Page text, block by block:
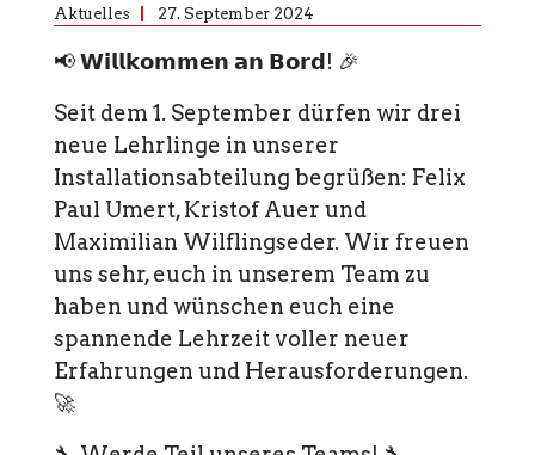
Aktuelles 27. September 2024
📢 𝗪𝗶𝗹𝗹𝗸𝗼𝗺𝗺𝗲𝗻 𝗮𝗻 𝗕𝗼𝗿𝗱! 🎉
Seit dem 1. September dürfen wir drei
neue Lehrlinge in unserer
Installationsabteilung begrüßen: Felix
Paul Umert, Kristof Auer und
Maximilian Wilflingseder. Wir freuen
uns sehr, euch in unserem Team zu
haben und wünschen euch eine
spannende Lehrzeit voller neuer
Erfahrungen und Herausforderungen.
🚀